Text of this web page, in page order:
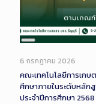
Long
Description
6 กรกฎาคม 2026
คณะเทคโนโลยีการเก
ศึกษาภายในระดับหลัก
ประจำปีการศึกษา 2568